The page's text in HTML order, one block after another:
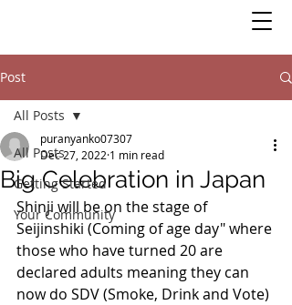
Post
All Posts
Getting Started
Your Community
All Posts
Big Celebration in Japan
puranyanko07307
Dec 27, 2022 1 min read
Shinji will be on the stage of
Seijinshiki (Coming of age day" where
those who have turned 20 are
declared adults meaning they can
now do SDV (Smoke, Drink and Vote)